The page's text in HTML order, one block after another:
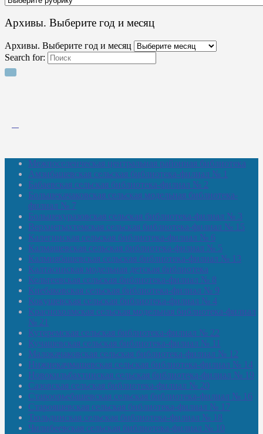
Архивы. Выберите год и месяц
Архивы. Выберите год и месяц
Search for:
Межпоселенческая центральная районная библиотека
Амзибашевская сельская библиотека-филиал № 1
Бабаевская сельская библиотека-филиал № 2
Большекачаковская сельская модельная библиотека-
филиал № 7
Большекуразовская сельская библиотека-филиал № 3
Верхнетыхтемская сельская библиотека-филиал № 15
Калегинская сельская библиотека-филиал № 6
Калмашевская сельская библиотека-филиал № 5
Калмиябашевская сельская библиотека-филиал № 13
Калтасинская модельная детская библиотека
Кельтеевская сельская библиотека-филиал № 8
Киебаковская сельская библиотека-филиал № 9
Кокушевская сельская библиотека-филиал № 4
Краснохолмская сельская модельная библиотека-филиал
№ 21
Кутеремская сельская библиотека-филиал № 22
Кучашевская сельская библиотека-филиал № 11
Малокачаковская сельская библиотека-филиал № 12
Нижнекачмашевская сельская библиотека-филиал № 14
Новокильбахтинская сельская библиотека-филиал № 19
Сазовская сельская библиотека-филиал № 20
Староорьебашевская сельская библиотека-филиал № 16
Старояшевская сельская библиотека-филиал № 17
Тюльдинская сельская библиотека-филиал № 18
Чилибеевская сельская библиотека-филиал № 10